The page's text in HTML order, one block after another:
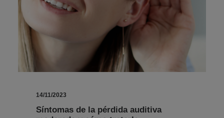
14/11/2023
Síntomas de la pérdida auditiva